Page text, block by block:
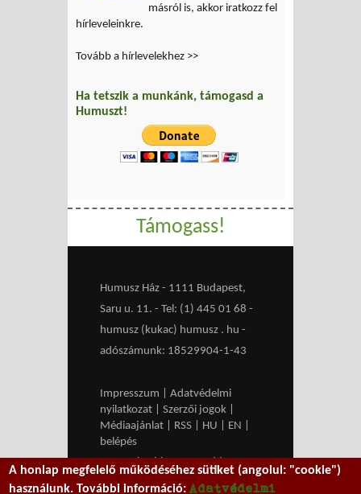
másról is, akkor iratkozz fel
hírleveleinkre.
Tovább a hírlevelekhez >>
Ha tetszik a munkánk, támogasd a
Humuszt!
Támogass!
Humusz Ház - 1111 Budapest,
Saru u. 11. - Tel: (1) 445 01 68 -
humusz (kukac) humusz . hu -
adószámunk: 18529904-1-43
Impresszum
Adatvédelmi
nyilatkozat
Szerzői jogok
Médiaajánlat
RSS HU EN
belépés
We work with
MXGuarddog to
A honlap megfelelő működéséhez sütiket (angolul: "cookie")
használunk. További információ:Adatvédelmi